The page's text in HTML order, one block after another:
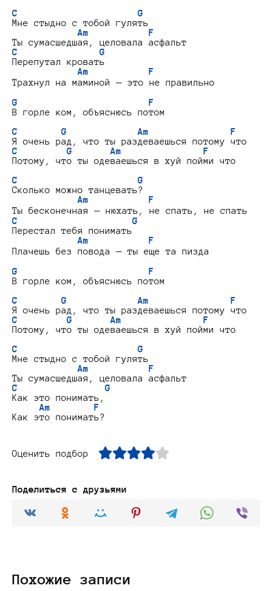
C                      G
Мне стыдно с тобой гулять
Am           F
C               G
Перепутал кровать
Am           F
Трахнул на маминой — это не правильно
G                        F
В горле ком, объяснюсь потом
C        G             Am               F
C         G       Am               F
Потому, что ты одеваешься в хуй пойми что
C                      G
Сколько можно танцевать?
Am           F
C                     G
Перестал тебя понимать
Am           F
Плачешь без повода — ты еще та пизда
G                        F
В горле ком, объяснюсь потом
C        G             Am               F
C         G       Am               F
Потому, что ты одеваешься в хуй пойми что
C                      G
Мне стыдно с тобой гулять
Am           F
C                G
Как это понимать,
Am        F
Оценить подбор
Поделиться с друзьями
Похожие записи